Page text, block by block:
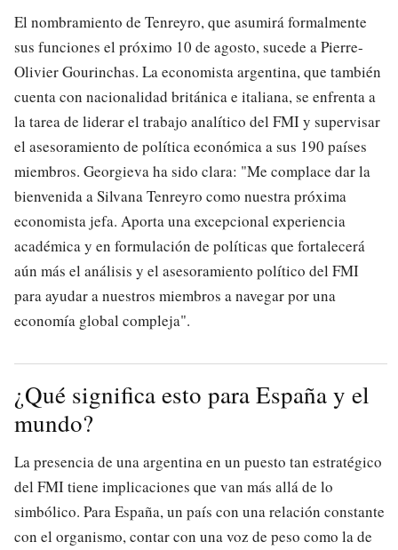
El nombramiento de Tenreyro, que asumirá formalmente
sus funciones el próximo 10 de agosto, sucede a Pierre-
Olivier Gourinchas. La economista argentina, que también
cuenta con nacionalidad británica e italiana, se enfrenta a
la tarea de liderar el trabajo analítico del FMI y supervisar
el asesoramiento de política económica a sus 190 países
miembros. Georgieva ha sido clara: "Me complace dar la
bienvenida a Silvana Tenreyro como nuestra próxima
economista jefa. Aporta una excepcional experiencia
académica y en formulación de políticas que fortalecerá
aún más el análisis y el asesoramiento político del FMI
para ayudar a nuestros miembros a navegar por una
economía global compleja".
¿Qué significa esto para España y el
mundo?
La presencia de una argentina en un puesto tan estratégico
del FMI tiene implicaciones que van más allá de lo
simbólico. Para España, un país con una relación constante
con el organismo, contar con una voz de peso como la de